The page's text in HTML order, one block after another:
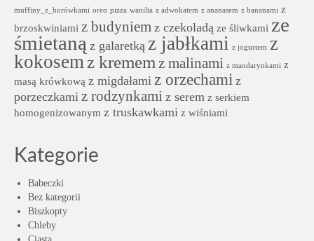
muffiny_z_borówkami oreo pizza wanilia z adwokatem z ananasem z bananami z
brzoskwiniami z budyniem z czekoladą ze śliwkami ze
śmietaną z galaretką z jabłkami z jogurtem z
kokosemz kremem z malinami z mandarynkami z
masą krówkową z migdałami z orzechami z
porzeczkami z rodzynkami z serem z serkiem
homogenizowanym z truskawkami z wiśniami
Kategorie
Babeczki
Bez kategorii
Biszkopty
Chleby